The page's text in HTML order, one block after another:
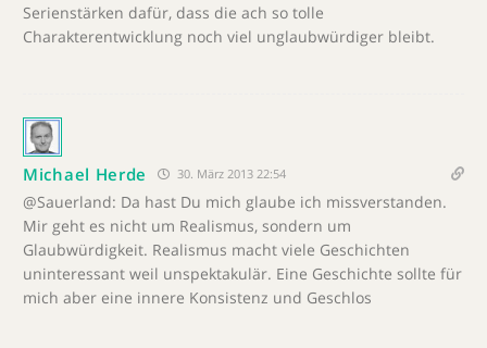
Serienstärken dafür, dass die ach so tolle
Charakterentwicklung noch viel unglaubwürdiger bleibt.
Michael Herde 30. März 2013 22:54
@Sauerland: Da hast Du mich glaube ich missverstanden.
Mir geht es nicht um Realismus, sondern um
Glaubwürdigkeit. Realismus macht viele Geschichten
uninteressant weil unspektakulär. Eine Geschichte sollte für
mich aber eine innere Konsistenz und Geschlos